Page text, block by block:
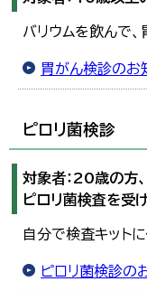
バリウムを飲んで
胃がん検診のお
ピロリ菌検診
対象者：20歳の方
ピロリ菌検査を受
自分で検査キット
ピロリ菌検診の